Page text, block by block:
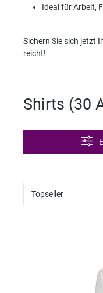
Ideal für Arbeit,
Sichern Sie sich jetzt
reicht!
Shirts (30